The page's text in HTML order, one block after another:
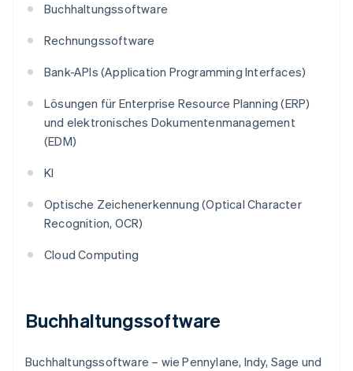
Buchhaltungssoftware
Rechnungssoftware
Bank-APIs (Application Programming Interfaces)
Lösungen für Enterprise Resource Planning (ERP)
und elektronisches Dokumentenmanagement
(EDM)
KI
Optische Zeichenerkennung (Optical Character
Recognition, OCR)
Cloud Computing
Buchhaltungssoftware
Buchhaltungssoftware – wie Pennylane, Indy, Sage und